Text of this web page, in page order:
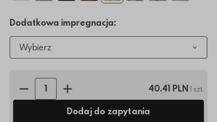
Dodatkowa impregnacja:
Wybierz
Ilość sztuk: 40.41 PLN 1 szt.
Dodaj do zapytania